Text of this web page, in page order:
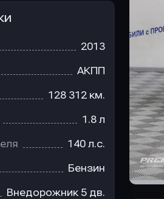
2013
АКПП
128 312 км.
1.8 л
140 л.с.
Бензин
Внедорожник 5 дв.